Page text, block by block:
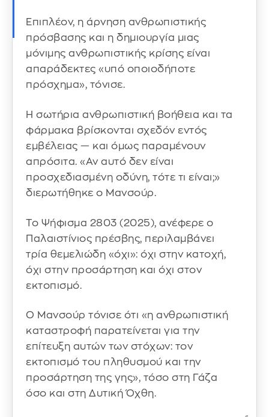
Επιπλέον, η άρνηση ανθρωπιστικής
πρόσβασης και η δημιουργία μιας
μόνιμης ανθρωπιστικής κρίσης είναι
απαράδεκτες «υπό οποιοδήποτε
πρόσχημα», τόνισε.
Η σωτήρια ανθρωπιστική βοήθεια και τα
φάρμακα βρίσκονται σχεδόν εντός
εμβέλειας — και όμως παραμένουν
απρόσιτα. «Αν αυτό δεν είναι
προσχεδιασμένη οδύνη, τότε τι είναι;»
διερωτήθηκε ο Μανσούρ.
Το Ψήφισμα 2803 (2025), ανέφερε ο
Παλαιστίνιος πρέσβης, περιλαμβάνει
τρία θεμελιώδη «όχι»: όχι στην κατοχή,
όχι στην προσάρτηση και όχι στον
εκτοπισμό.
Ο Μανσούρ τόνισε ότι «η ανθρωπιστική
καταστροφή παρατείνεται για την
επίτευξη αυτών των στόχων: τον
εκτοπισμό του πληθυσμού και την
προσάρτηση της γης», τόσο στη Γάζα
όσο και στη Δυτική Όχθη.